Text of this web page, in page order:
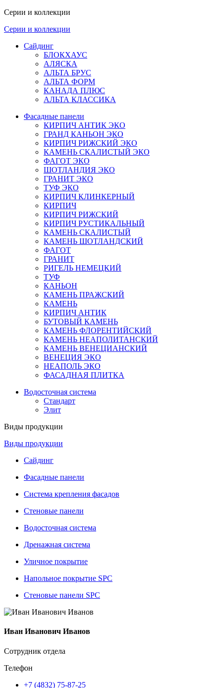
Серии и коллекции
Серии и коллекции
Сайдинг
БЛОКХАУС
АЛЯСКА
АЛЬТА БРУС
АЛЬТА ФОРМ
КАНАДА ПЛЮС
АЛЬТА КЛАССИКА
Фасадные панели
КИРПИЧ АНТИК ЭКО
ГРАНД КАНЬОН ЭКО
КИРПИЧ РИЖСКИЙ ЭКО
КАМЕНЬ СКАЛИСТЫЙ ЭКО
ФАГОТ ЭКО
ШОТЛАНДИЯ ЭКО
ГРАНИТ ЭКО
ТУФ ЭКО
КИРПИЧ КЛИНКЕРНЫЙ
КИРПИЧ
КИРПИЧ РИЖСКИЙ
КИРПИЧ РУСТИКАЛЬНЫЙ
КАМЕНЬ СКАЛИСТЫЙ
КАМЕНЬ ШОТЛАНДСКИЙ
ФАГОТ
ГРАНИТ
РИГЕЛЬ НЕМЕЦКИЙ
ТУФ
КАНЬОН
КАМЕНЬ ПРАЖСКИЙ
КАМЕНЬ
КИРПИЧ АНТИК
БУТОВЫЙ КАМЕНЬ
КАМЕНЬ ФЛОРЕНТИЙСКИЙ
КАМЕНЬ НЕАПОЛИТАНСКИЙ
КАМЕНЬ ВЕНЕЦИАНСКИЙ
ВЕНЕЦИЯ ЭКО
НЕАПОЛЬ ЭКО
ФАСАДНАЯ ПЛИТКА
Водосточная система
Стандарт
Элит
Виды продукции
Виды продукции
Сайдинг
Фасадные панели
Система крепления фасадов
Стеновые панели
Водосточная система
Дренажная система
Уличное покрытие
Напольное покрытие SPC
Стеновые панели SPC
Иван Иванович Иванов
Сотрудник отдела
Телефон
+7 (4832) 75-87-25